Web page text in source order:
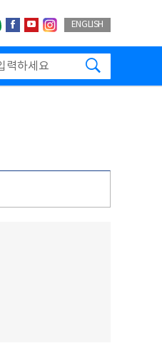
네이버블로그
페이스북
유투브인스타그랩
ENGLISH